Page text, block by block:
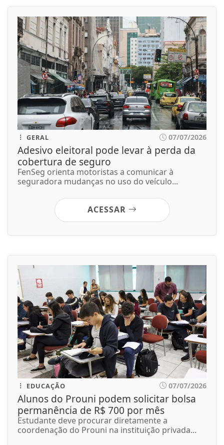
GERAL 07/07/2026
Adesivo eleitoral pode levar à perda da
cobertura de seguro
FenSeg orienta motoristas a comunicar à
seguradora mudanças no uso do veículo...
ACESSAR
EDUCAÇÃO 07/07/2026
Alunos do Prouni podem solicitar bolsa
permanência de R$ 700 por mês
Estudante deve procurar diretamente a
coordenação do Prouni na instituição privada...